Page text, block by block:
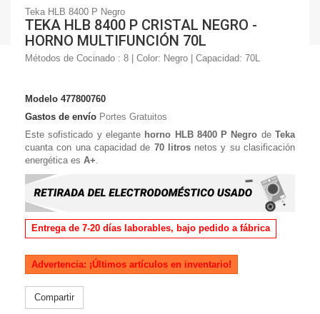
Teka HLB 8400 P Negro
TEKA HLB 8400 P CRISTAL NEGRO -
HORNO MULTIFUNCIÓN 70L
Métodos de Cocinado : 8 | Color: Negro | Capacidad: 70L
Modelo 477800760
Gastos de envío Portes Gratuitos
Este sofisticado y elegantehorno HLB 8400 P Negro deTeka
cuanta con una capacidad de 70 litrosnetos y su clasificación
energética es A+.
Entrega de 7-20 días laborables, bajo pedido a fábrica
Advertencia: ¡Últimos artículos en inventario!
Compartir